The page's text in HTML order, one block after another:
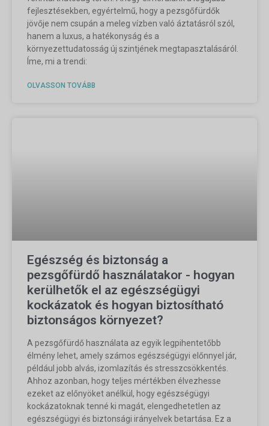
fejlesztésekben, egyértelmű, hogy a pezsgőfürdők
jövője nem csupán a meleg vízben való áztatásról szól,
hanem a luxus, a hatékonyság és a
környezettudatosság új szintjének megtapasztalásáról.
Íme, mi a trendi:
OLVASSON TOVÁBB
Egészség és biztonság a
pezsgőfürdő használatakor - hogyan
kerülhetők el az egészségügyi
kockázatok és hogyan biztosítható
biztonságos környezet?
A pezsgőfürdő használata az egyik legpihentetőbb
élmény lehet, amely számos egészségügyi előnnyel jár,
például jobb alvás, izomlazítás és stresszcsökkentés.
Ahhoz azonban, hogy teljes mértékben élvezhesse
ezeket az előnyöket anélkül, hogy egészségügyi
kockázatoknak tenné ki magát, elengedhetetlen az
egészségügyi és biztonsági irányelvek betartása. Ez a